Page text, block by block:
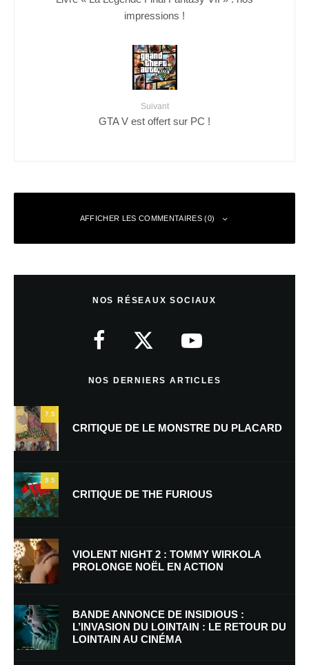
impressions !
Suivant
GTA V est offert sur PC !
AFFICHER LES COMMENTAIRES (0)
Nom*
E-mail *
Enregistrer mon nom, mon e-mail et mon site dans le navigateur pour
mon prochain commentaire.
NOS RÉSEAUX SOCIAUX
NOS DERNIERS ARTICLES
7.5
CRITIQUE DE LE MONSTRE DU PLACARD
9.5
CRITIQUE DE THE FURIOUS
VIOLENT NIGHT 2 : TOMMY WIRKOLA
PROLONGE NOËL EN ACTION
BANDE ANNONCE DE INSIDIOUS :
L’INVASION DU LOINTAIN : LE RETOUR DU
LOINTAIN AU CINÉMA